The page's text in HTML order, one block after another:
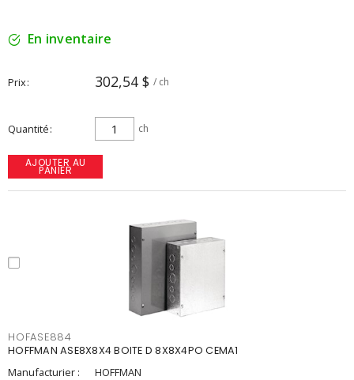
En inventaire
Prix 302,54 $ / ch
Quantité ch
AJOUTER AU
PANIER
HOFASE884
HOFFMAN ASE8X8X4 BOITE D 8X8X4PO CEMA1
Manufacturier :
HOFFMAN